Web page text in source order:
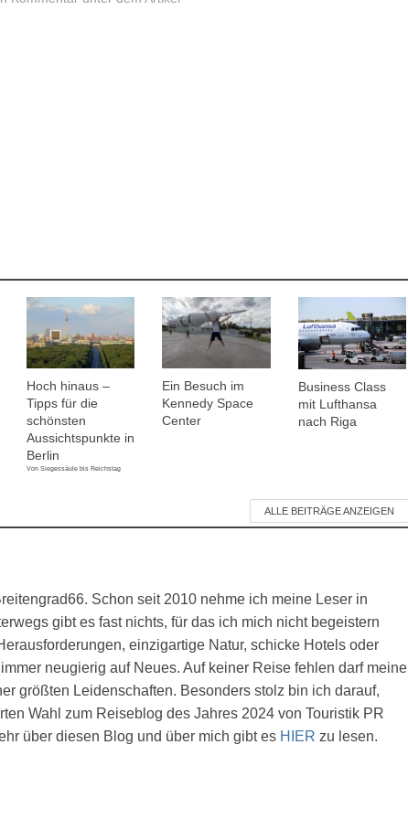
Hoch hinaus –
Tipps für die
schönsten
Aussichtspunkte in
Berlin
Von Siegessäule bis Reichstag
Ein Besuch im
Kennedy Space
Center
Business Class
mit Lufthansa
nach Riga
ALLE BEITRÄGE ANZEIGEN
Schon seit 2010 nehme ich meine Leser in
gibt es fast nichts, für das ich mich nicht begeistern
einzigartige Natur, schicke Hotels oder
neugierig auf Neues. Auf keiner Reise fehlen darf meine
größten Leidenschaften. Besonders stolz bin ich darauf,
Wahl zum Reiseblog des Jahres 2024 von Touristik PR
über diesen Blog und über mich gibt es HIER zu lesen.